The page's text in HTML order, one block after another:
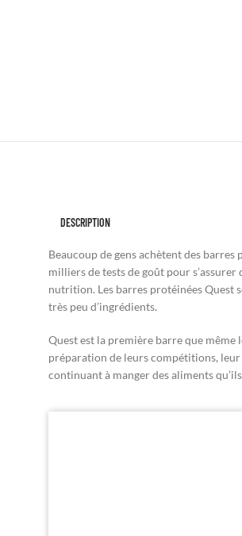
DESCRIPTION
Beaucoup de gens achètent des
milliers de tests de goût pour
nutrition. Les barres protéinées Quest
très peu d’ingrédients.
Quest est la première barre que
préparation de leurs compétitions,
continuant à manger des aliments